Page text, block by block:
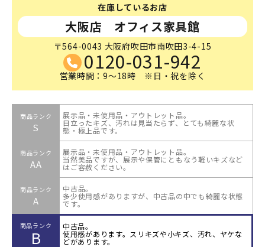
在庫しているお店
大阪店 オフィス家具館
〒564-0043 大阪府吹田市南吹田3-4-15
0120-031-942
営業時間：9～18時 ※日・祝を除く
商品ランク
S
展示品・未使用品・アウトレット品。
目立ったキズ、汚れは見当たらず、とても綺麗な状
態・極上品です。
商品ランク
AA
展示品・未使用品・アウトレット品。
当然美品ですが、展示や保管にともなう軽いキズなど
はご容赦ください。
商品ランク
A
中古品。
多少使用感がありますが、中古品の中でも綺麗な状態
です。
商品ランク
B
中古品。
使用感があります。スリキズや小キズ、汚れ、ヤケな
どがあります。